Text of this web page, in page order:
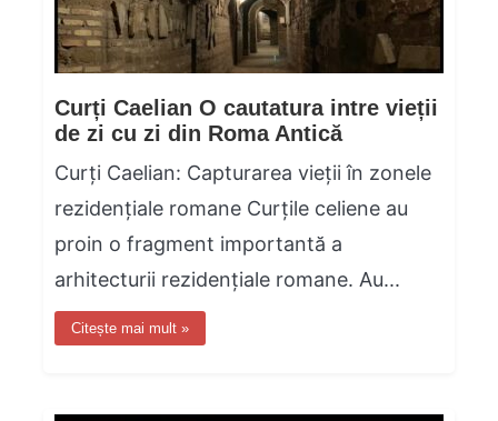
Curți Caelian O cautatura intre vieții
de zi cu zi din Roma Antică
Curți Caelian: Capturarea vieții în zonele
rezidențiale romane Curțile celiene au
proin o fragment importantă a
arhitecturii rezidențiale romane. Au...
Citește mai mult »